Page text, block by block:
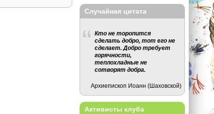
Случайная цитата
Кто не торопится
сделать добро, тот его не
сделает. Добро требует
горячности,
теплохладные не
сотворят добра.
Архиепископ Иоанн (Шаховской)
Активисты клуба